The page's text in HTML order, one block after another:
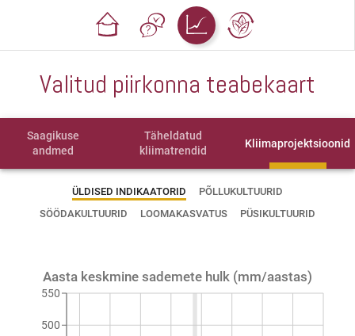
Valitud piirkonna teabekaart
Saagikuse
andmed
Täheldatud
kliimatrendid
Kliimaprojektsioonid
ÜLDISED INDIKAATORID
PÕLLUKULTUURID
SÖÖDAKULTUURID
LOOMAKASVATUS PÜSIKULTUURID
Aasta keskmine sademete hulk (mm/aastas)
500
550